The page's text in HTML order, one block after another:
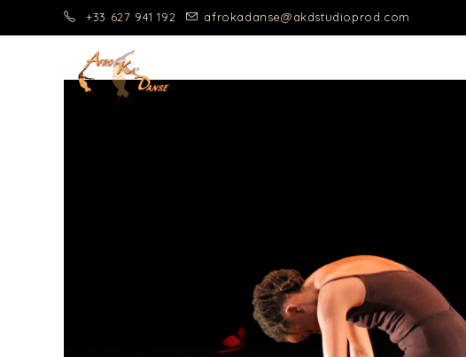
+33 627 941 192 afrokadanse@akdstudioprod.com